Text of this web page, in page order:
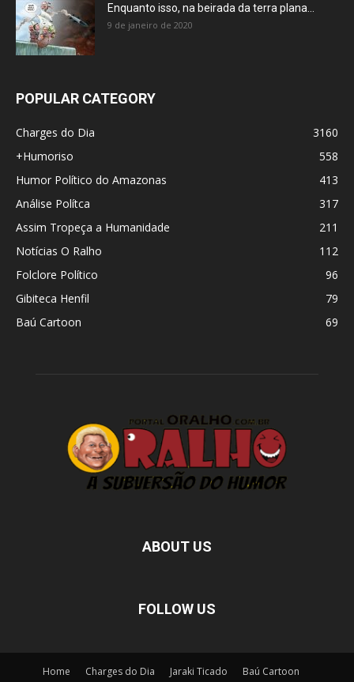
Enquanto isso, na beirada da terra plana…
9 de janeiro de 2020
POPULAR CATEGORY
Charges do Dia
3160
+Humoriso
558
Humor Político do Amazonas
413
Análise Polítca
317
Assim Tropeça a Humanidade
211
Notícias O Ralho
112
Folclore Político
96
Gibiteca Henfil
79
Baú Cartoon
69
ABOUT US
FOLLOW US
Home Charges do Dia Jaraki Ticado
Baú Cartoon